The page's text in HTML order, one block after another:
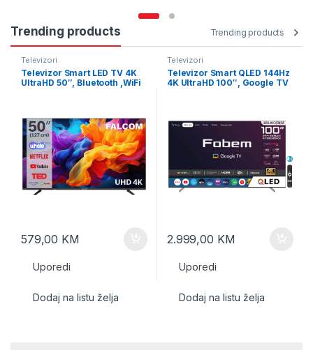
Trending products Trending products
Televizori
Televizor Smart LED TV 4K
UltraHD 50″, Bluetooth ,WiFi
579,00 KM
Uporedi
Dodaj na listu želja
Televizori
Televizor Smart QLED 144Hz
4K UltraHD 100″, Google TV
2.999,00 KM
Uporedi
Dodaj na listu želja